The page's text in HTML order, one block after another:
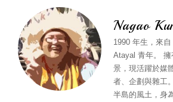
Nagao
1990 年生，來
Atayal 青年。
景，現活躍於媒
者、企劃與雜工
半島的風土，身